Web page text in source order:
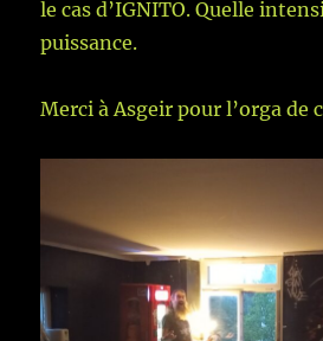
le cas d’IGNITO. Quelle
puissance.
Merci à Asgeir pour l’orga de